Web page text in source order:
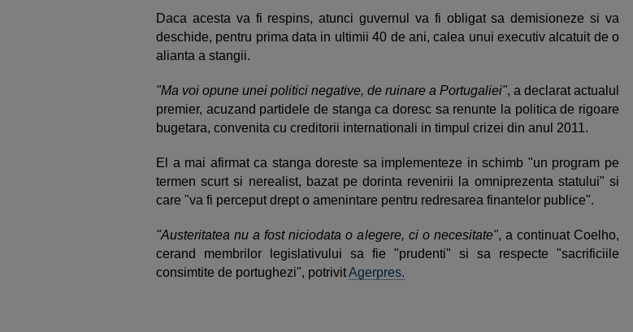
Daca acesta va fi respins, atunci guvernul va fi obligat sa demisioneze si va
deschide, pentru prima data in ultimii 40 de ani, calea unui executiv alcatuit de o
alianta a stangii.
"Ma voi opune unei politici negative, de ruinare a Portugaliei", a declarat actualul
premier, acuzand partidele de stanga ca doresc sa renunte la politica de rigoare
bugetara, convenita cu creditorii internationali in timpul crizei din anul 2011.
El a mai afirmat ca stanga doreste sa implementeze in schimb "un program pe
termen scurt si nerealist, bazat pe dorinta revenirii la omniprezenta statului" si
care "va fi perceput drept o amenintare pentru redresarea finantelor publice".
"Austeritatea nu a fost niciodata o alegere, ci o necesitate", a continuat Coelho,
cerand membrilor legislativului sa fie "prudenti" si sa respecte "sacrificiile
consimtite de portughezi", potrivitAgerpres.